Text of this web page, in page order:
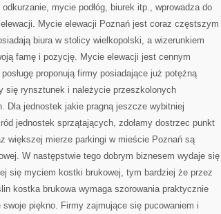
mycie podłóg, biurek itp., wprowadza do
Mycie elewacji Poznań jest coraz częstszym
biura w stolicy wielkopolski, a wizerunkiem
famę i pozycję. Mycie elewacji jest cennym
proponują firmy posiadające już potężną
się rynsztunek i należycie przeszkolonych
Dla jednostek jakie pragną jeszcze wybitniej
jednostek sprzątających, zdołamy dostrzec punkt
większej mierze parkingi w mieście Poznań są
W następstwie tego dobrym biznesem wydaje się
się myciem kostki brukowej, tym bardziej że przez
kostka brukowa wymaga szorowania praktycznie
swoje piękno. Firmy zajmujące się pucowaniem i